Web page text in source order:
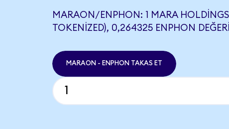
MARAON/ENPHON: 1 MARA
TOKENIZED), 0,264325 ENPHON
MARAON - ENPHON TAKAS ET